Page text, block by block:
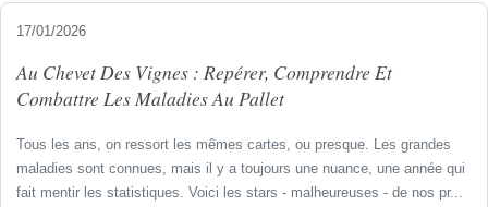
17/01/2026
Au Chevet Des Vignes : Repérer, Comprendre Et
Combattre Les Maladies Au Pallet
Tous les ans, on ressort les mêmes cartes, ou presque. Les grandes
maladies sont connues, mais il y a toujours une nuance, une année qui
fait mentir les statistiques. Voici les stars - malheureuses - de nos pr...